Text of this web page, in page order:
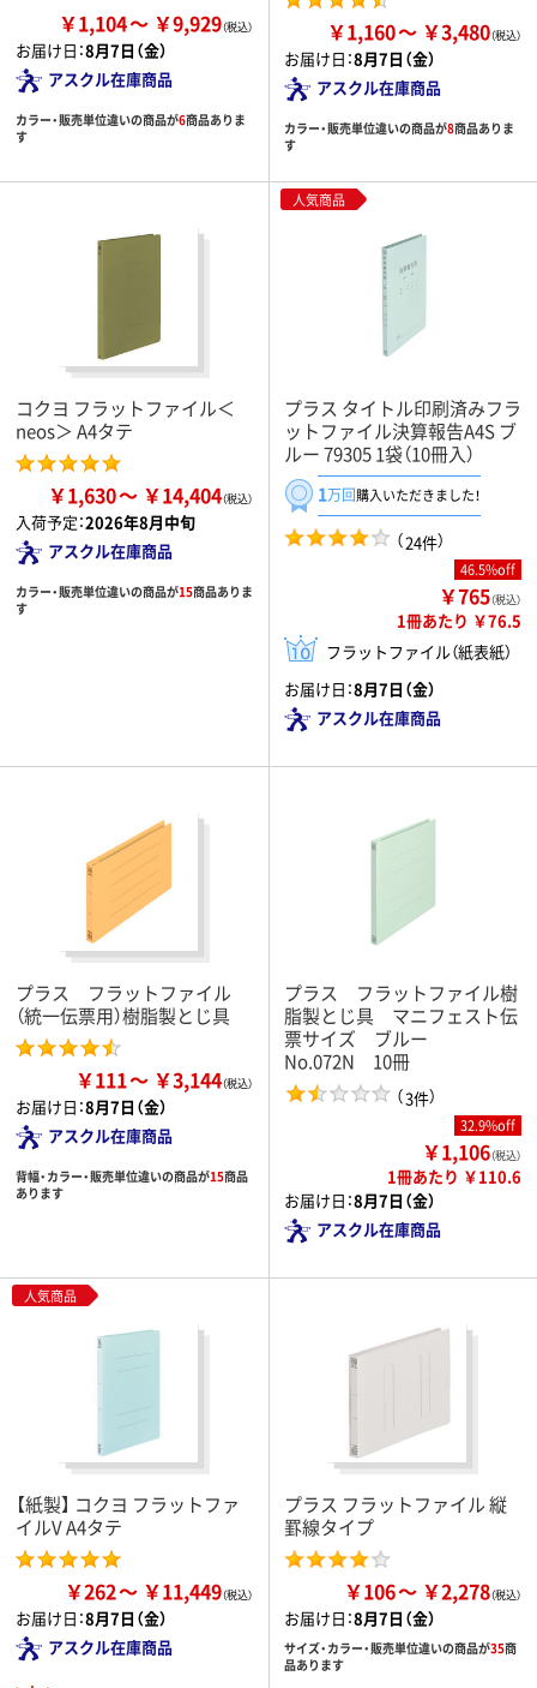
￥1,104 ￥9,929
お届け日：8月7日（金）
アスクル在庫商品
カラー・販売単位違いの商品が6商品ありま
す
￥1,160 ￥3,480
お届け日：8月7日（金）
アスクル在庫商品
カラー・販売単位違いの商品が8商品ありま
す
コクヨ フラットファイル＜
neos＞ A4タテ
￥1,630 ￥14,404
入荷予定：2026年8月中旬
アスクル在庫商品
カラー・販売単位違いの商品が15商品ありま
す
人気商品
プラス タイトル印刷済みフラ
ットファイル決算報告A4S ブ
ルー 79305 1袋（10冊入）
1万回購入いただきました！
（24件）
46.5%off
￥765（税込）
1冊あたり ￥76.5
フラットファイル（紙表紙）
お届け日：8月7日（金）
アスクル在庫商品
プラス フラットファイル
（統一伝票用）樹脂製とじ具
￥111 ￥3,144
お届け日：8月7日（金）
アスクル在庫商品
背幅・カラー・販売単位違いの商品が15商品
あります
プラス フラットファイル樹
脂製とじ具 マニフェスト伝
票サイズ ブルー
No.072N 10冊
（3件）
32.9%off
￥1,106（税込）
1冊あたり ￥110.6
お届け日：8月7日（金）
アスクル在庫商品
人気商品
【紙製】 コクヨ フラットファ
イルV A4タテ
￥262 ￥11,449
お届け日：8月7日（金）
アスクル在庫商品
プラス フラットファイル 縦
罫線タイプ
￥106 ￥2,278
お届け日：8月7日（金）
サイズ・カラー・販売単位違いの商品が35商
品あります